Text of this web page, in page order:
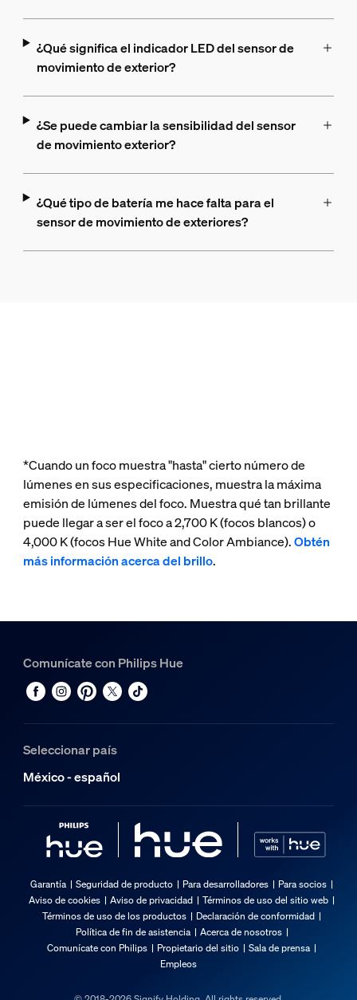
¿Qué significa el indicador LED del sensor de
movimiento de exterior?
¿Se puede cambiar la sensibilidad del sensor
de movimiento exterior?
¿Qué tipo de batería me hace falta para el
sensor de movimiento de exteriores?
*Cuando un foco muestra "hasta" cierto número de
lúmenes en sus especificaciones, muestra la máxima
emisión de lúmenes del foco. Muestra qué tan brillante
puede llegar a ser el foco a 2,700 K (focos blancos) o
4,000 K (focos Hue White and Color Ambiance).Obtén
más información acerca del brillo.
Comunícate con Philips Hue
Seleccionar país
México - español
Garantía Seguridad de producto Para desarrolladores
Para socios
Aviso de cookies
Aviso de privacidad
Términos de uso del sitio web
Términos de uso de los productos
Declaración de conformidad
Política de fin de asistencia
Acerca de nosotros
Comunícate con Philips
Propietario del sitio
Sala de prensa
Empleos